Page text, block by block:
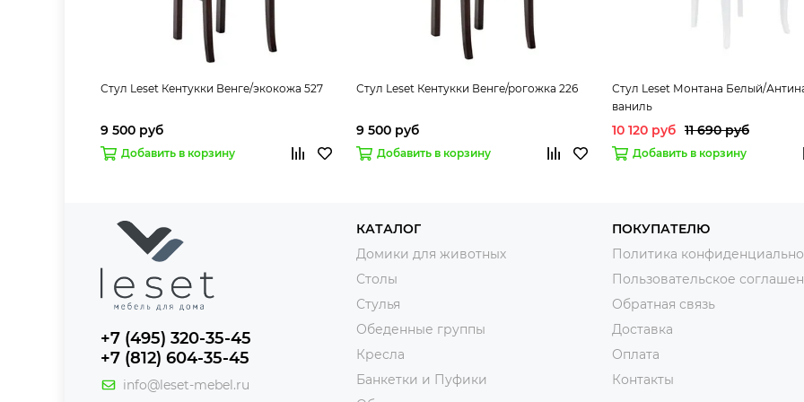
Стул Leset Кентукки Венге/экокожа 527
9 500 руб
Добавить в корзину
Стул Leset Кентукки Венге/рогожка 226
9 500 руб
Добавить в корзину
Стул Leset Монтана Белый/
ваниль
10 120 руб 11 690 руб
Добавить в корзину
+7 (495) 320-35-45
+7 (812) 604-35-45
info@leset-mebel.ru
КАТАЛОГ
Домики для животных
Столы
Стулья
Обеденные группы
Кресла
Банкетки и Пуфики
ПОКУПАТЕЛЮ
Политика
Пользовательское
Обратная связь
Доставка
Оплата
Контакты